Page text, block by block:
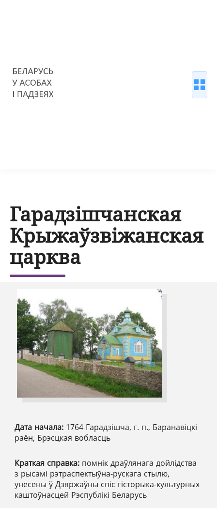
Гарадзішчанская
Крыжаўзвіжанская
царква
Дата начала: 1764 Гарадзішча, г. п., Баранавіцкі
раён, Брэсцкая вобласць
Краткая справка: помнік драўлянага дойлідства
з рысамі рэтраспектыўна-рускага стылю,
унесены ў Дзяржаўны спіс гісторыка-культурных
каштоўнасцей Рэспублікі Беларусь